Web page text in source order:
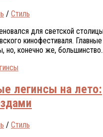
/ Стиль
для светской
кинофестиваля.
но, конечно же,
легинсы на лето:
/ Стиль